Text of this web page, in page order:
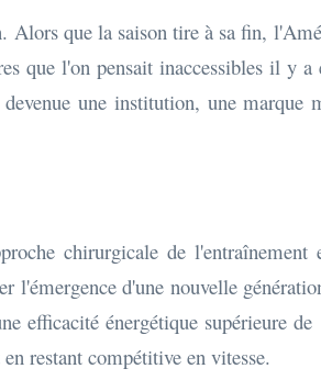
que la saison tire à sa fin,
que l'on pensait inaccessibles il y
une institution, une marque
chirurgicale de l'entraînement
d'une nouvelle
efficacité énergétique supérieure
restant compétitive en vitesse.